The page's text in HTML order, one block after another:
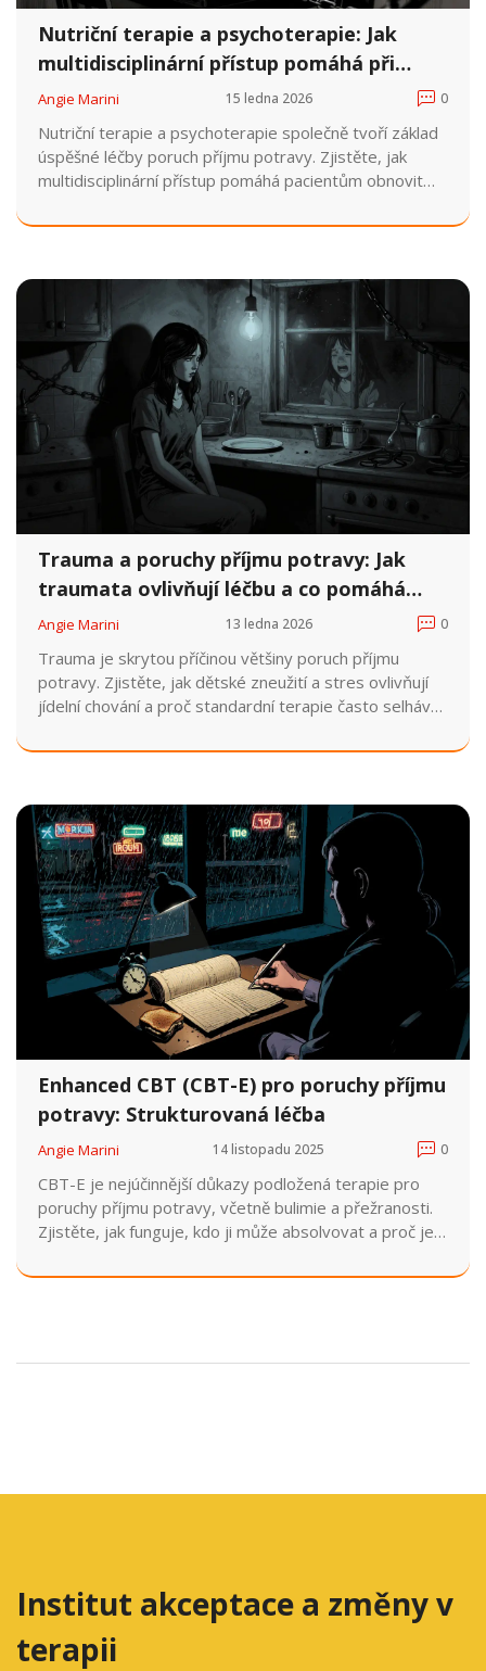
Nutriční terapie a psychoterapie: Jak
multidisciplinární přístup pomáhá při
poruchách příjmu potravy
Angie Marini 15 ledna 2026 0
Nutriční terapie a psychoterapie společně tvoří základ
úspěšné léčby poruch příjmu potravy. Zjistěte, jak
multidisciplinární přístup pomáhá pacientům obnovit
Trauma a poruchy příjmu potravy: Jak
traumata ovlivňují léčbu a co pomáhá
skutečně
Angie Marini 13 ledna 2026 0
Trauma je skrytou příčinou většiny poruch příjmu
potravy. Zjistěte, jak dětské zneužití a stres ovlivňují
jídelní chování a proč standardní terapie často selhává.
psychodynamická terapie a jak se vyhnout nejčastějším
Enhanced CBT (CBT-E) pro poruchy příjmu
potravy: Strukturovaná léčba
Angie Marini 14 listopadu 2025 0
CBT-E je nejúčinnější důkazy podložená terapie pro
poruchy příjmu potravy, včetně bulimie a přežranosti.
Zjistěte, jak funguje, kdo ji může absolvovat a proč je
Institut akceptace a změny v
terapii